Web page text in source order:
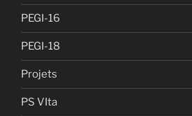
PEGI-16
PEGI-18
Projets
PS VIta